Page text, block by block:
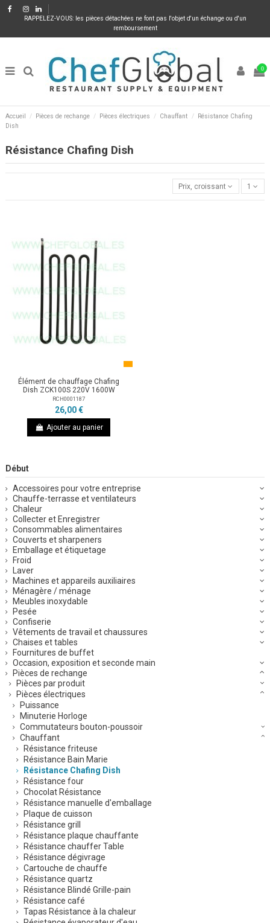
RAPPELEZ-VOUS: les pièces détachées ne font pas l'objet d'un échange ou d'un
remboursement
0
Accueil Pièces de rechange Pièces électriques Chauffant
Résistance Chafing
Dish
Résistance Chafing Dish
Prix, croissant 1
Élément de chauffage Chafing
Dish ZCK100S 220V 1600W
RCH0001187
26,00 €
Ajouter au panier
Début
Accessoires pour votre entreprise
Chauffe-terrasse et ventilateurs
Chaleur
Collecter et Enregistrer
Consommables alimentaires
Couverts et sharpeners
Emballage et étiquetage
Froid
Laver
Machines et appareils auxiliaires
Ménagère / ménage
Meubles inoxydable
Pesée
Confiserie
Vêtements de travail et chaussures
Chaises et tables
Fournitures de buffet
Occasion, exposition et seconde main
Pièces de rechange
Pièces par produit
Pièces électriques
Puissance
Minuterie Horloge
Commutateurs bouton-poussoir
Chauffant
Résistance friteuse
Résistance Bain Marie
Résistance Chafing Dish
Résistance four
Chocolat Résistance
Résistance manuelle d'emballage
Plaque de cuisson
Résistance grill
Résistance plaque chauffante
Résistance chauffer Table
Résistance dégivrage
Cartouche de chauffe
Résistance quartz
Résistance Blindé Grille-pain
Résistance café
Tapas Résistance à la chaleur